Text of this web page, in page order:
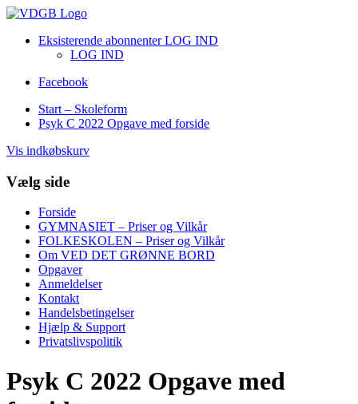
Eksisterende abonnenter LOG IND
LOG IND
Facebook
Start – Skoleform
Psyk C 2022 Opgave med forside
Vis indkøbskurv
Vælg side
Forside
GYMNASIET – Priser og Vilkår
FOLKESKOLEN – Priser og Vilkår
Om VED DET GRØNNE BORD
Opgaver
Anmeldelser
Kontakt
Handelsbetingelser
Hjælp & Support
Privatslivspolitik
Psyk C 2022 Opgave med